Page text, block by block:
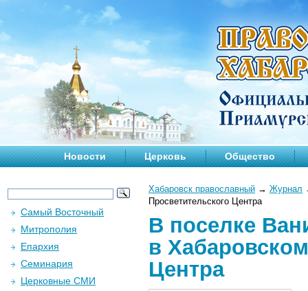
Новости Церковь Общество
Хабаровск православный → Журнал
Просветительского Центра
В поселке
в
Центра
Самый Восточный
Митрополия
Епархия
Семинария
Церковные СМИ